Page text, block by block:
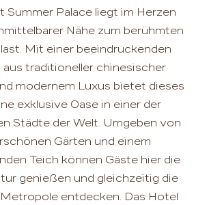
Summer Palace liegt im Herzen
Nähe zum berühmten
Mit einer beeindruckenden
aus traditioneller chinesischer
modernem Luxus bietet dieses
exklusive Oase in einer der
Städte der Welt. Umgeben von
Gärten und einem
Teich können Gäste hier die
genießen und gleichzeitig die
entdecken. Das Hotel